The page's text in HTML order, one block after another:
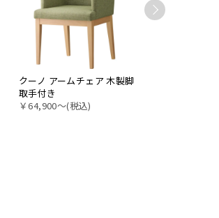
クーノ アームチェア 木製脚
取手付き
￥64,900〜(税込)